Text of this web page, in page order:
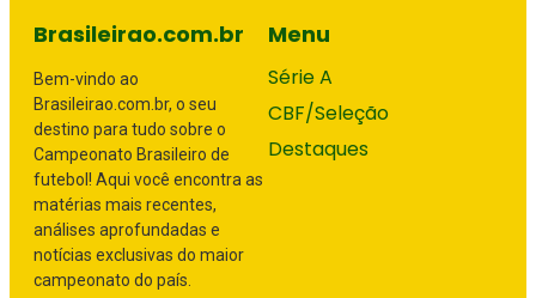
Brasileirao.com.br
Bem-vindo ao
Brasileirao.com.br, o seu
destino para tudo sobre o
Campeonato Brasileiro de
futebol! Aqui você encontra as
matérias mais recentes,
análises aprofundadas e
notícias exclusivas do maior
campeonato do país.
Menu
Série A
CBF/Seleção
Destaques